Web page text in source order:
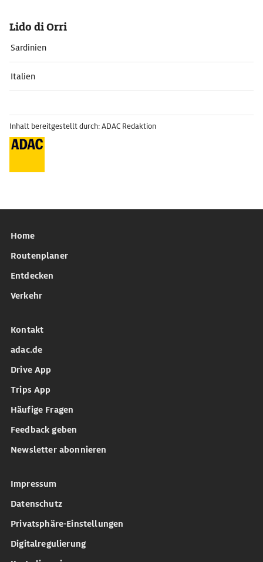
Lido di Orri
Sardinien
Italien
Inhalt bereitgestellt durch: ADAC Redaktion
Home
Routenplaner
Entdecken
Verkehr
Kontakt
adac.de
Drive App
Trips App
Häufige Fragen
Feedback geben
Newsletter abonnieren
Impressum
Datenschutz
Privatsphäre-Einstellungen
Digitalregulierung